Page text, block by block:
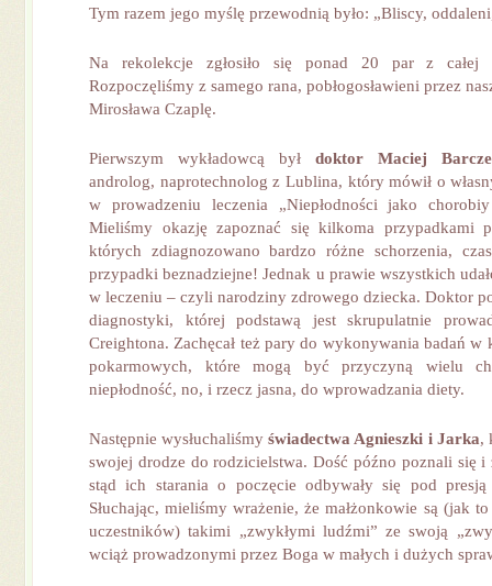
Tym razem jego myślę przewodnią było: „Bliscy,
Na rekolekcje zgłosiło się ponad 20 par z
Rozpoczęliśmy z samego rana, pobłogosławieni przez
Mirosława Czaplę.
Pierwszym wykładowcą był doktor Maciej
androlog, naprotechnolog z Lublina, który mówił o
w prowadzeniu leczenia „Niepłodności jako
Mieliśmy okazję zapoznać się kilkoma przypadkami
których zdiagnozowano bardzo różne schorzenia,
przypadki beznadziejne! Jednak u prawie wszystkich
w leczeniu – czyli narodziny zdrowego dziecka. Doktor
diagnostyki, której podstawą jest skrupulatnie
Creightona. Zachęcał też pary do wykonywania badań
pokarmowych, które mogą być przyczyną wielu
niepłodność, no, i rzecz jasna, do wprowadzania diety.
Następnie wysłuchaliśmyświadectwa Agnieszki i Jarka,
swojej drodze do rodzicielstwa. Dość późno poznali się i
stąd ich starania o poczęcie odbywały się pod presją
Słuchając, mieliśmy wrażenie, że małżonkowie są (jak
uczestników) takimi „zwykłymi ludźmi” ze swoją
wciąż prowadzonymi przez Boga w małych i dużych